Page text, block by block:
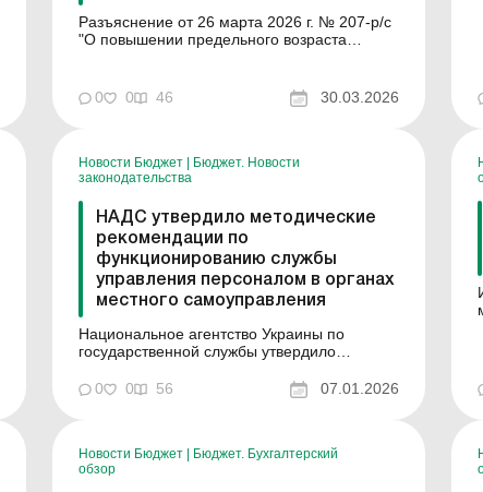
Разъяснение от 26 марта 2026 г. № 207-р/с
"О повышении предельного возраста
от 11 февраля 2026 №4782-ІХ".
Национальное агентство Украины по
0 0 46 30.03.2026
Новости Бюджет
Бюджет. Новости
законодательства
НАДС утвердило методические
рекомендации по
функционированию службы
управления персоналом в органах
местного самоуправления
Национальное агентство Украины по
государственной службы утвердило
обеспечению функционирования службы
управления персоналом в органе местного
органах местного самоуправления" и с
учетом Типово...
0 0 56 07.01.2026
Новости Бюджет
Бюджет. Бухгалтерский
обзор